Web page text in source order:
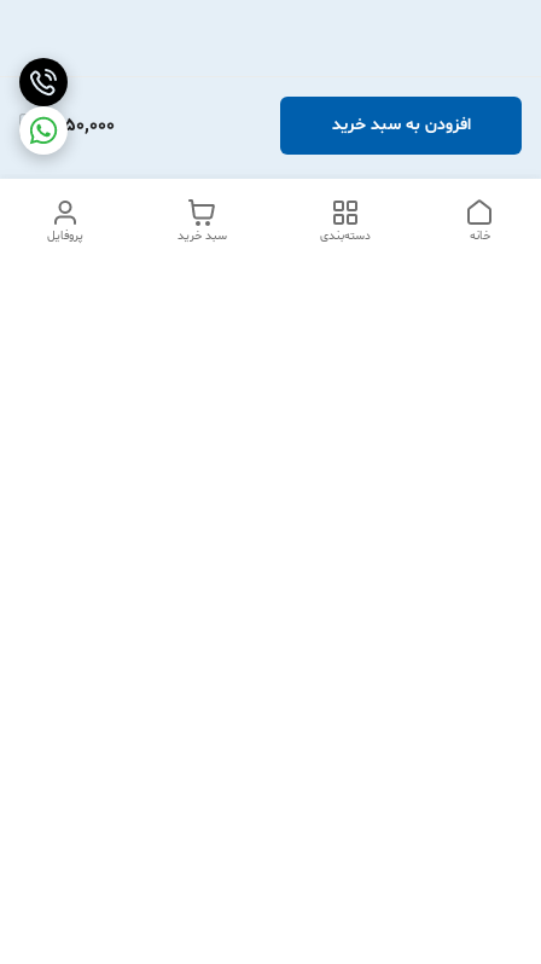
1,950,000 افزودن به سبد خرید
پروفایل سبد خرید دسته‌بندی خانه